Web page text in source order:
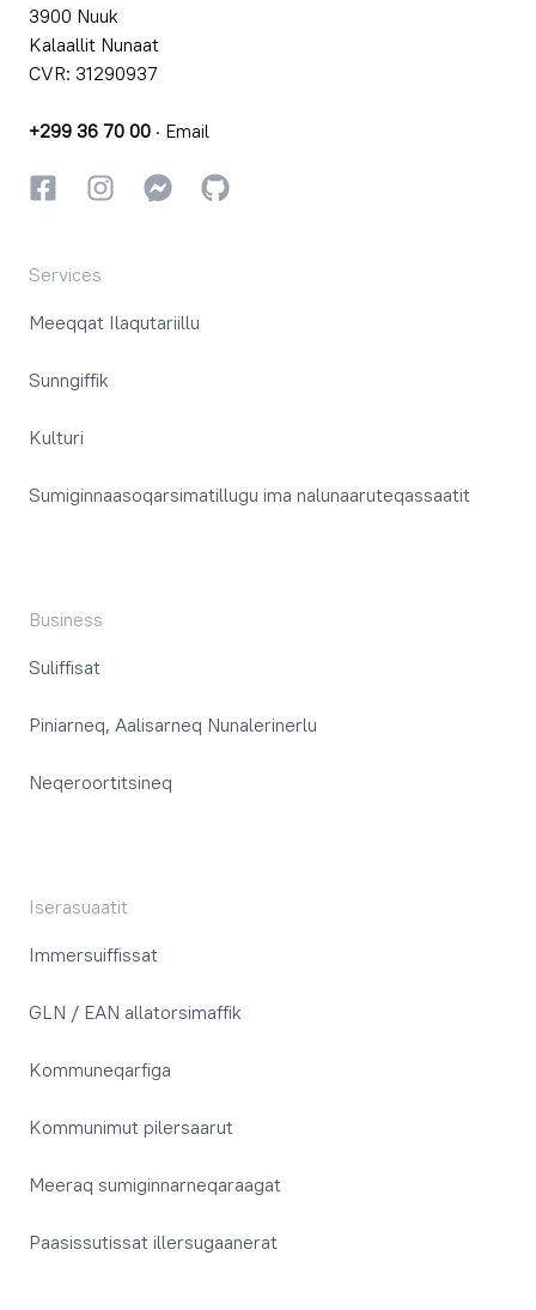
3900 Nuuk
Kalaallit Nunaat
CVR: 31290937
+299 36 70 00 · Email
FacebookkiInstagrammiInstagrammi
GitHub
Services
Meeqqat Ilaqutariillu
Sunngiffik
Kulturi
Sumiginnaasoqarsimatillugu ima nalunaaruteqassaatit
Business
Suliffisat
Piniarneq, Aalisarneq Nunalerinerlu
Neqeroortitsineq
Iserasuaatit
Immersuiffissat
GLN / EAN allatorsimaffik
Kommuneqarfiga
Kommunimut pilersaarut
Meeraq sumiginnarneqaraagat
Paasissutissat illersugaanerat